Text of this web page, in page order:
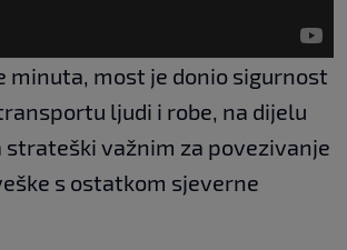
minuta, most je donio sigurnost
ljudi i robe, na dijelu
strateški važnim za povezivanje
s ostatkom sjeverne